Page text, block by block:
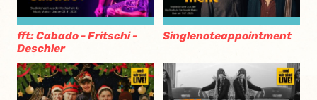
fft: Cabado - Fritschi -
Deschler
Singlenoteappointment